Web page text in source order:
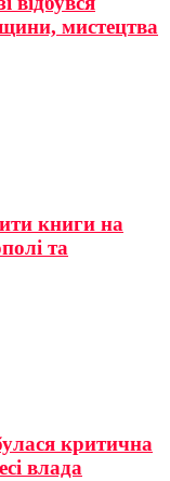
мистецтва
книги на
та
критична
влада